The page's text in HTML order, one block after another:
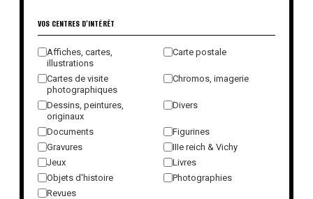
VOS CENTRES D'INTÉRÊT
Affiches, cartes,
illustrations
Carte postale
Cartes de visite
photographiques
Chromos, imagerie
Dessins, peintures,
originaux
Divers
Documents
Figurines
Gravures
IIIe reich & Vichy
Jeux
Livres
Objets d'histoire
Photographies
Revues